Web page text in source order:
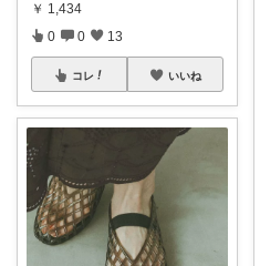
￥ 1,434
0 0 13
コレ いいね